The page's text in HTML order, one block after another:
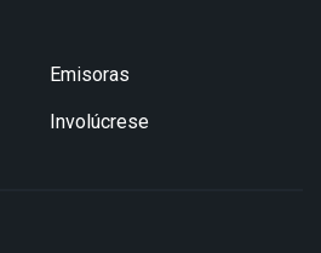
Emisoras
Involúcrese